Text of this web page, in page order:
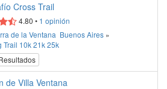
Cross Trail
4.80 • 1 opinión
de la Ventana Buenos Aires »
Trail 10k21k25k
de Villa Ventana